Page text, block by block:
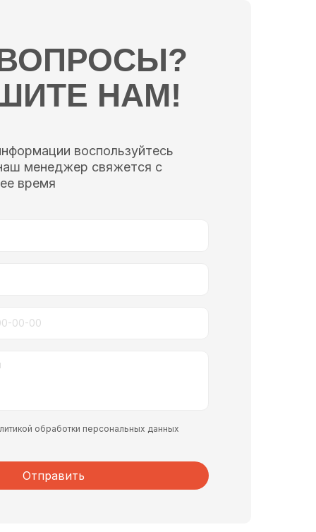
НАМ!
воспользуйтесь
менеджер свяжется с
время
обработки персональных данных
Отправить